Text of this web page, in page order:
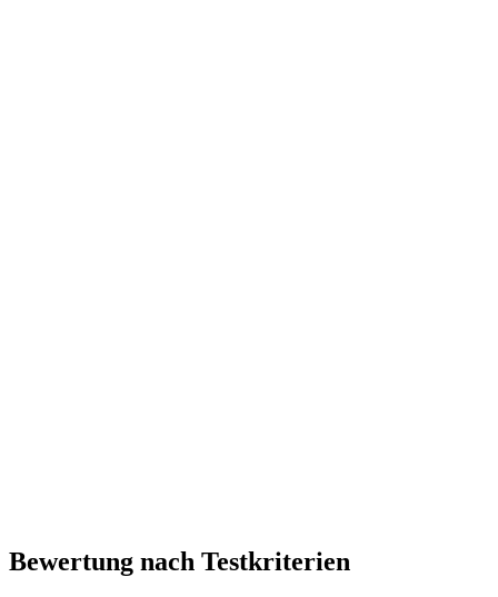
Bewertung nach Testkriterien